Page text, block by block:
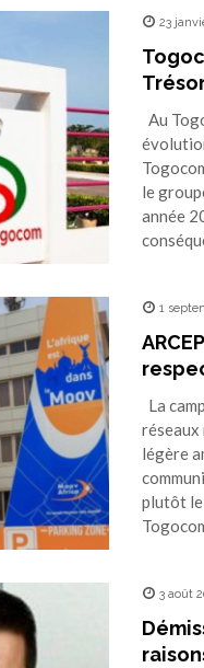
23
Au
le
année
1
La
réseaux
légère
plutôt le
3 août